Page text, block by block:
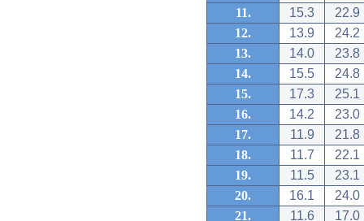
11.
15.3
22.9
12.
13.9
24.2
13.
14.0
23.8
14.
15.5
24.8
15.
17.3
25.1
16.
14.2
23.0
17.
11.9
21.8
18.
11.7
22.1
19.
11.5
23.1
20.
16.1
24.0
21.
11.6
17.0